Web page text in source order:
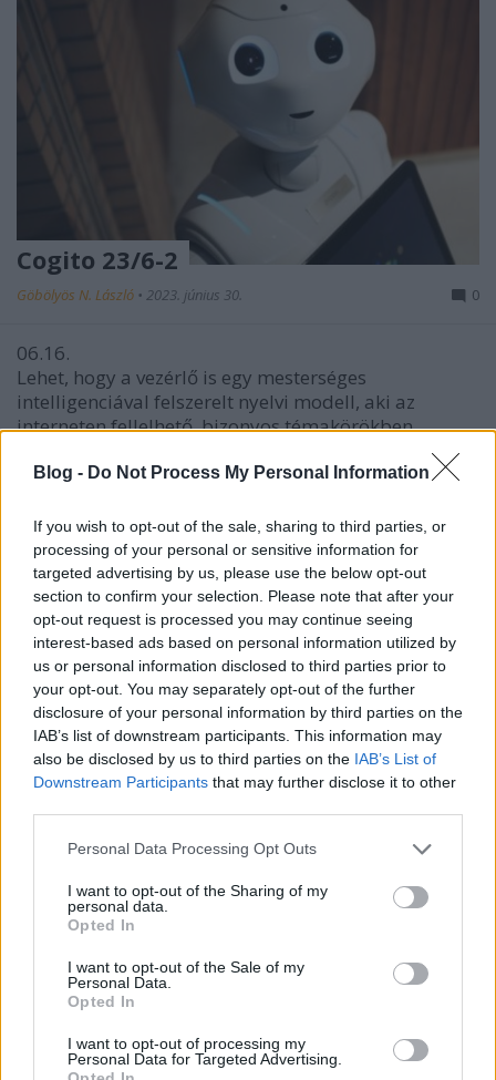
Blog - Do Not Process My Personal Information
If you wish to opt-out of the sale, sharing to third parties, or
processing of your personal or sensitive information for
targeted advertising by us, please use the below opt-out
section to confirm your selection. Please note that after your
opt-out request is processed you may continue seeing
interest-based ads based on personal information utilized by
us or personal information disclosed to third parties prior to
your opt-out. You may separately opt-out of the further
disclosure of your personal information by third parties on the
IAB’s list of downstream participants. This information may
also be disclosed by us to third parties on the IAB’s List of
Downstream Participants that may further disclose it to other
Please note that this website/app uses one or more Google
not limited to your visit or usage behaviour. You may click to
grant or deny consent to Google and its third-party tags to
use your data for below specified purposes in below Google
consent section.
Personal Data Processing Opt Outs
I want to opt-out of the Sharing of my
personal data.
Opted In
I want to opt-out of the Sale of my
Personal Data.
Opted In
I want to opt-out of processing my
Personal Data for Targeted Advertising.
Cogito 23/6-2
Göbölyös N. László • 2023. június 30. 0
06.16.
Lehet, hogy a vezérlő is egy mesterséges
intelligenciával felszerelt nyelvi modell, aki az
interneten fellelhető, bizonyos témakörökben ...
Boileau-Narcejac: A nyeremény -
kriminovella 2. rész
Göbölyösné Németh Mária hagyatékából
Göbölyös N. László
Később Sylvie valóban beszámol Didier-nek.
-Amint Aurora lement. Elkezdtem keresni. Csak a